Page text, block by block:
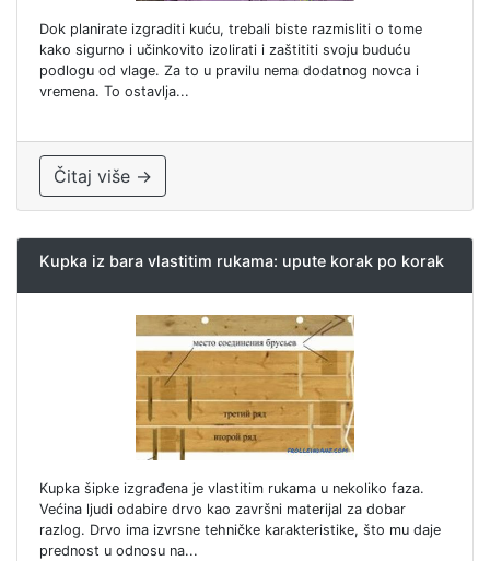
Dok planirate izgraditi kuću, trebali biste razmisliti o tome
kako sigurno i učinkovito izolirati i zaštititi svoju buduću
podlogu od vlage. Za to u pravilu nema dodatnog novca i
vremena. To ostavlja...
Čitaj više →
Kupka iz bara vlastitim rukama: upute korak po korak
Kupka šipke izgrađena je vlastitim rukama u nekoliko faza.
Većina ljudi odabire drvo kao završni materijal za dobar
razlog. Drvo ima izvrsne tehničke karakteristike, što mu daje
prednost u odnosu na...